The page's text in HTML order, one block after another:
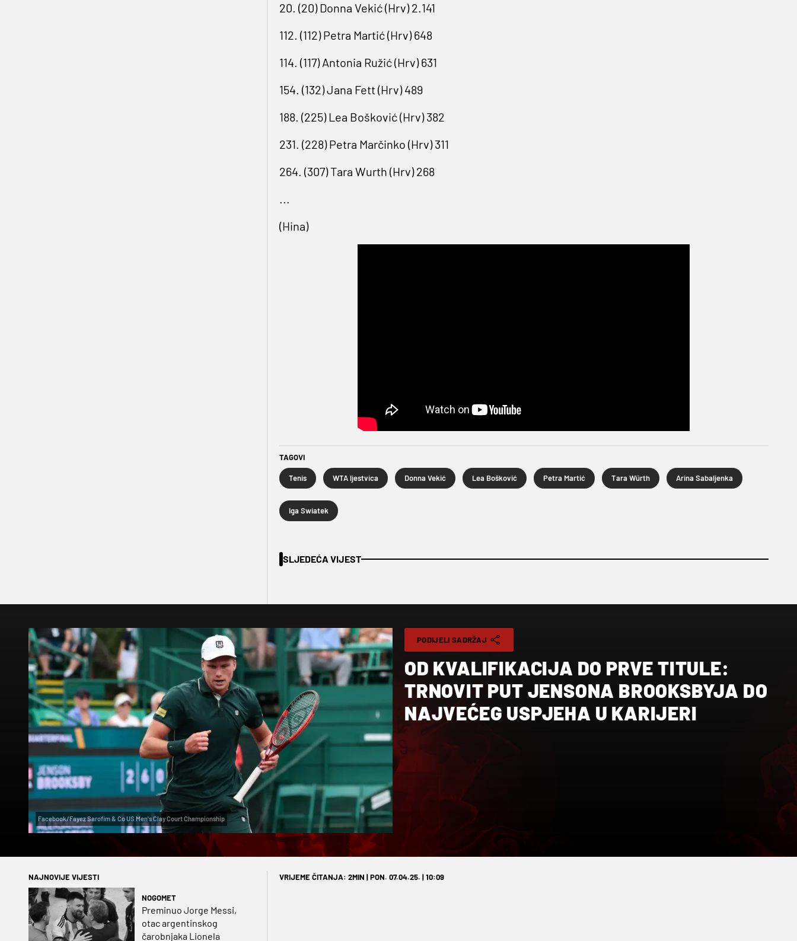
20. (20) Donna Vekić (Hrv) 2.141
112. (112) Petra Martić (Hrv) 648
114. (117) Antonia Ružić (Hrv) 631
154. (132) Jana Fett (Hrv) 489
188. (225) Lea Bošković (Hrv) 382
231. (228) Petra Marčinko (Hrv) 311
264. (307) Tara Wurth (Hrv) 268
...
(Hina)
TAGOVI
Tenis WTA ljestvica Donna Vekić Lea Bošković Petra Martić Tara Würth Arina Sabaljenka
Iga Swiatek
SLJEDEĆA VIJEST
Facebook/Fayez Sarofim & Co US Men's Clay Court Championship
PODIJELI SADRŽAJ
OD KVALIFIKACIJA DO PRVE TITULE:
TRNOVIT PUT JENSONA BROOKSBYJA DO
NAJVEĆEG USPJEHA U KARIJERI
NAJNOVIJE VIJESTI
NOGOMET
Preminuo Jorge Messi,
otac argentinskog
čarobnjaka Lionela
VRIJEME ČITANJA: 2MIN | PON. 07.04.25. | 10:09